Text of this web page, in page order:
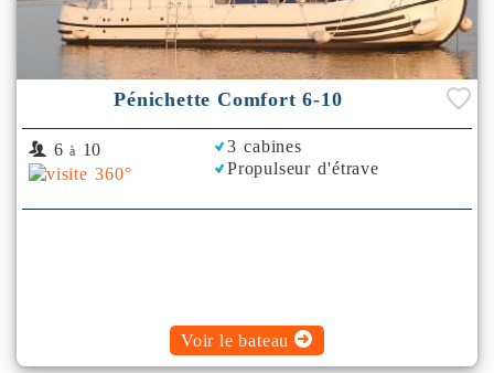
Pénichette Comfort 6-10
6 à 10
3 cabines
Propulseur d'étrave
Voir le bateau